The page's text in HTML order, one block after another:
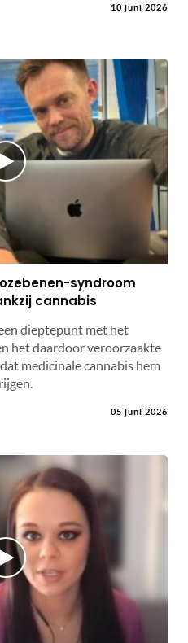
10 juni 2026
syndroom
cannabis
dieptepunt met het
het daardoor veroorzaakte
medicinale cannabis hem
05 juni 2026